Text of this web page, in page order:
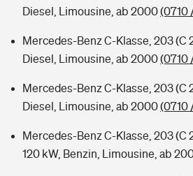
Diesel, Limousine, ab 2000(0710
Mercedes-Benz C-Klasse, 203 (C
Diesel, Limousine, ab 2000(0710
Mercedes-Benz C-Klasse, 203 (C
Diesel, Limousine, ab 2000(0710
Mercedes-Benz C-Klasse, 203 (C
120 kW, Benzin, Limousine, ab